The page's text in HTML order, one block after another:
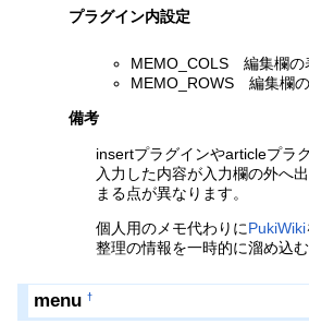
プラグイン内設定
MEMO_COLS 編集欄の
MEMO_ROWS 編集欄
備考
insertプラグインやarticleプラ
入力した内容が入力欄の外へ
まる点が異なります。
個人用のメモ代わりにPukiWiki
整理の情報を一時的に溜め込む
menu†